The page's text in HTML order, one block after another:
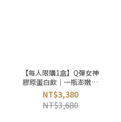
【每人限購1盒】Q彈女神
膠原蛋白飲｜一瓶澎嫩有
光｜LOTUSMONA
NT$3,380
NT$3,680